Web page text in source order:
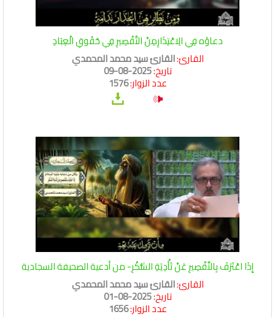
دعاؤه فِي الِاعْتِذَارِمِنْ التَّقْصِيرِ فِي حُقُوقِ الْعِبَادِ
القارئ:القارئ سيد محمد المحمدي
تاريخ:2025-08-09
عدد الزوار:1576
إِذَا اعْتَرَفَ بِالتَّقْصِيرِ عَنْ تَأْدِيَةِ الشُّكْرِ- من أدعية الصحيفة السجادية
القارئ:القارئ سيد محمد المحمدي
تاريخ:2025-08-01
عدد الزوار:1656